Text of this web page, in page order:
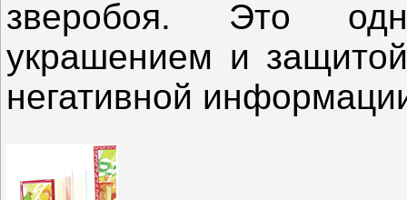
зверобоя. Это
украшением и
негативной